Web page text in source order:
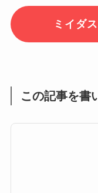
ミイダ
この記事を書